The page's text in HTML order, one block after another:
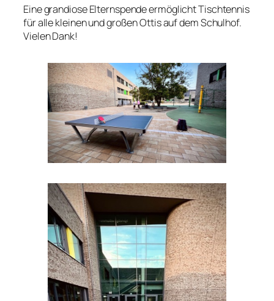
Eine grandiose Elternspende ermöglicht Tischtennis
für alle kleinen und großen Ottis auf dem Schulhof.
Vielen Dank!